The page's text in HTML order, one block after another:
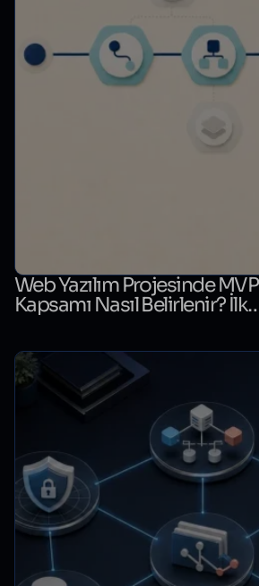
Web Yazılım Projesinde MVP
Kapsamı Nasıl Belirlenir? İlk